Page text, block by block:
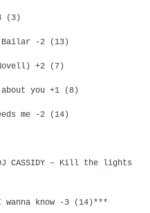
(3)
– Bailar -2 (13)
(Novell) +2 (7)
about you +1 (8)
me -2 (14)
DJ CASSIDY – Kill the lights
wanna know -3 (14)***